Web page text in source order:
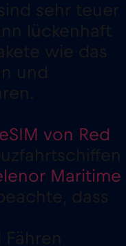
sehr teuer
lückenhaft
wie das
und
eSIM von Red
Maritime
dass